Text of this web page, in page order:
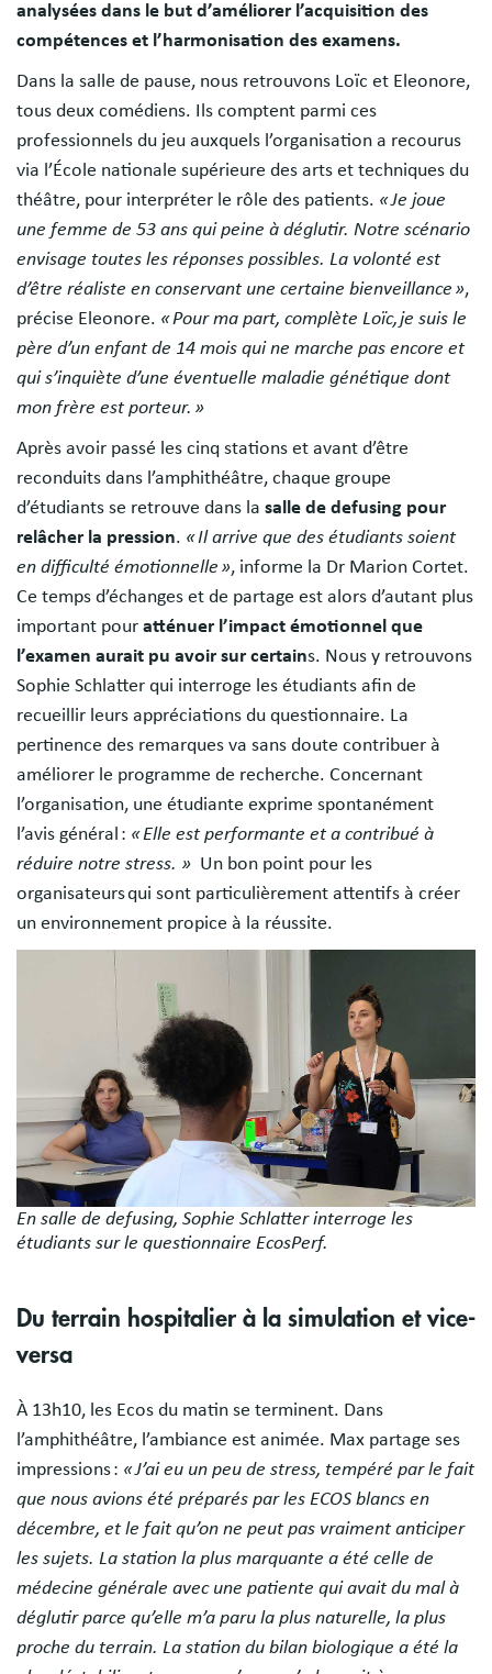
analysées dans le but d’améliorer l’acquisition des
compétences et l’harmonisation des examens.
Dans la salle de pause, nous retrouvons Loïc et Eleonore,
tous deux comédiens. Ils comptent parmi ces
professionnels du jeu auxquels l’organisation a recourus
via l’École nationale supérieure des arts et techniques du
théâtre, pour interpréter le rôle des patients. « Je joue
une femme de 53 ans qui peine à déglutir. Notre scénario
envisage toutes les réponses possibles. La volonté est
d’être réaliste en conservant une certaine bienveillance »,
précise Eleonore. « Pour ma part, complète Loïc, je suis le
père d’un enfant de 14 mois qui ne marche pas encore et
qui s’inquiète d’une éventuelle maladie génétique dont
mon frère est porteur. »
Après avoir passé les cinq stations et avant d’être
reconduits dans l’amphithéâtre, chaque groupe
d’étudiants se retrouve dans la salle de defusing pour
relâcher la pression. « Il arrive que des étudiants soient
en difficulté émotionnelle », informe la Dr Marion Cortet.
Ce temps d’échanges et de partage est alors d’autant plus
important pour atténuer l’impact émotionnel que
l’examen aurait pu avoir sur certains. Nous y retrouvons
Sophie Schlatter qui interroge les étudiants afin de
recueillir leurs appréciations du questionnaire. La
pertinence des remarques va sans doute contribuer à
améliorer le programme de recherche. Concernant
l’organisation, une étudiante exprime spontanément
l’avis général : « Elle est performante et a contribué à
réduire notre stress. » Un bon point pour les
organisateurs qui sont particulièrement attentifs à créer
un environnement propice à la réussite.
En salle de defusing, Sophie Schlatter interroge les
étudiants sur le questionnaire EcosPerf.
Du terrain hospitalier à la simulation et vice-
versa
À 13h10, les Ecos du matin se terminent. Dans
l’amphithéâtre, l’ambiance est animée. Max partage ses
impressions : « J’ai eu un peu de stress, tempéré par le fait
que nous avions été préparés par les ECOS blancs en
décembre, et le fait qu’on ne peut pas vraiment anticiper
les sujets. La station la plus marquante a été celle de
médecine générale avec une patiente qui avait du mal à
déglutir parce qu’elle m’a paru la plus naturelle, la plus
proche du terrain. La station du bilan biologique a été la